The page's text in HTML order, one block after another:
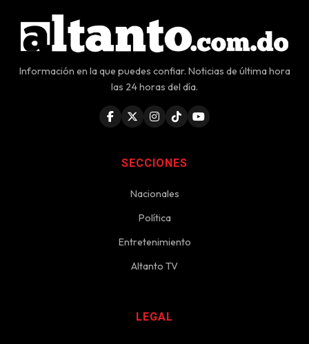
Información en la que puedes confiar. Noticias de última hora
las 24 horas del día.
SECCIONES
Nacionales
Política
Entretenimiento
Altanto TV
LEGAL